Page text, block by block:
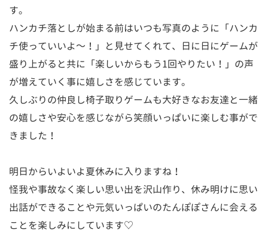
す。
ハンカチ落としが始まる前はいつも写真のように「ハンカ
チ使っていいよ～！」と見せてくれて、日に日にゲームが
盛り上がると共に「楽しいからもう1回やりたい！」の声
が増えていく事に嬉しさを感じています。
久しぶりの仲良し椅子取りゲームも大好きなお友達と一緒
の嬉しさや安心を感じながら笑顔いっぱいに楽しむ事がで
きました！
明日からいよいよ夏休みに入りますね！
怪我や事故なく楽しい思い出を沢山作り、休み明けに思い
出話ができることや元気いっぱいのたんぽぽさんに会える
ことを楽しみにしています♡